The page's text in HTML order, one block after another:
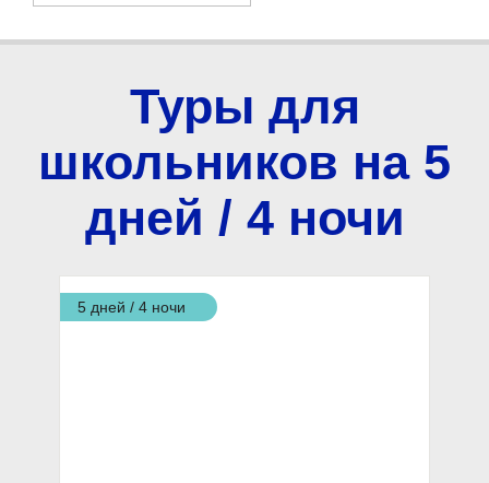
Туры для
школьников на 5
дней / 4 ночи
5 дней / 4 ночи